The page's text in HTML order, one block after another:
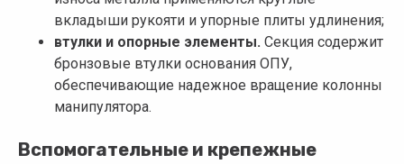
вкладыши рукояти и упорные плиты удлинения;
втулки и опорные элементы. Секция содержит
бронзовые втулки основания ОПУ,
обеспечивающие надежное вращение колонны
манипулятора.
Вспомогательные и крепежные